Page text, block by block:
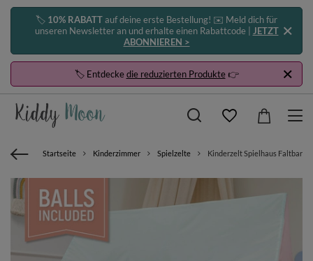
🏷️ 10% RABATTauf deine erste Bestellung! ✉️ Meld dich für
unseren Newsletter an und erhalte einen Rabattcode | JETZT
ABONNIEREN >
🏷️ Entdeckedie reduzierten Produkte👉
Startseite Kinderzimmer Spielzelte Kinderzelt Spielhaus